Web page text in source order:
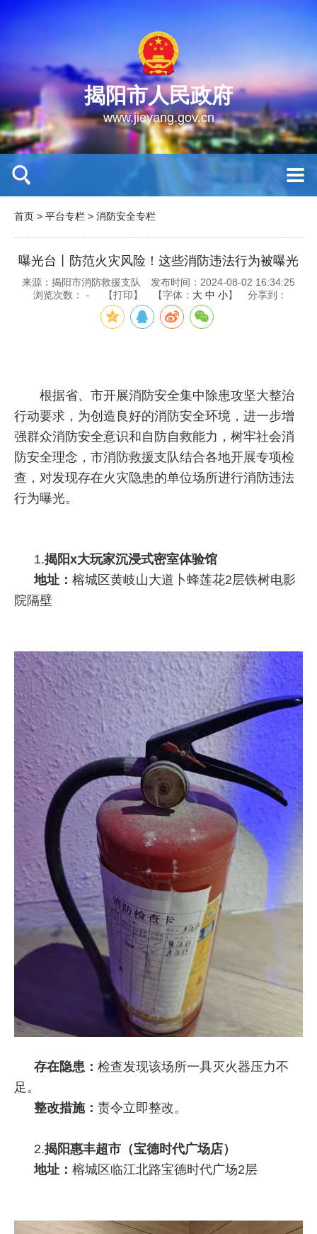
揭阳市人民政府
www.jieyang.gov.cn
首页 > 平台专栏 > 消防安全专栏
曝光台丨防范火灾风险！这些消防违法行为被曝光
来源：揭阳市消防救援支队
发布时间：2024-08-02 16:34:25
浏览次数：
- 【打印】 【字体： 大 中 小】 分享到：
根据省、市开展消防安全集中除患攻坚大整治
行动要求，为创造良好的消防安全环境，进一步增
强群众消防安全意识和自防自救能力，树牢社会消
防安全理念，市消防救援支队结合各地开展专项检
查，对发现存在火灾隐患的单位场所进行消防违法
行为曝光。
1.揭阳x大玩家沉浸式密室体验馆
地址： 榕城区黄岐山大道卜蜂莲花2层铁树电影
院隔壁
存在隐患： 检查发现该场所一具灭火器压力不
足。
整改措施： 责令立即整改。
2.揭阳惠丰超市（宝德时代广场店）
地址： 榕城区临江北路宝德时代广场2层